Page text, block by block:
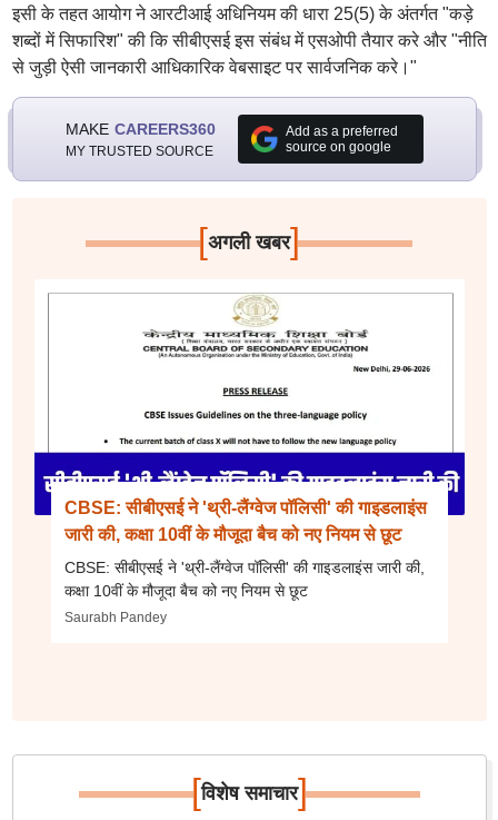
इसी के तहत आयोग ने आरटीआई अधिनियम की धारा 25(5) के अंतर्गत "कड़े
शब्दों में सिफारिश" की कि सीबीएसई इस संबंध में एसओपी तैयार करे और "नीति
से जुड़ी ऐसी जानकारी आधिकारिक वेबसाइट पर सार्वजनिक करे।"
MAKE CAREERS360
MY TRUSTED SOURCE
Add as a preferred
source on google
[अगली खबर]
CBSE: सीबीएसई ने 'थ्री-लैंग्वेज पॉलिसी' की गाइडलाइंस
जारी की, कक्षा 10वीं के मौजूदा बैच को नए नियम से छूट
CBSE: सीबीएसई ने 'थ्री-लैंग्वेज पॉलिसी' की गाइडलाइंस जारी की,
कक्षा 10वीं के मौजूदा बैच को नए नियम से छूट
Saurabh Pandey
[विशेष समाचार]